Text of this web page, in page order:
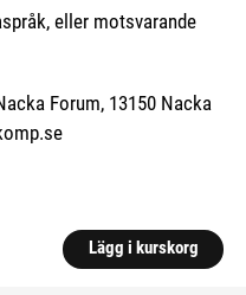
eller motsvarande
Forum, 13150 Nacka
sida.)
Lägg i kurskorg